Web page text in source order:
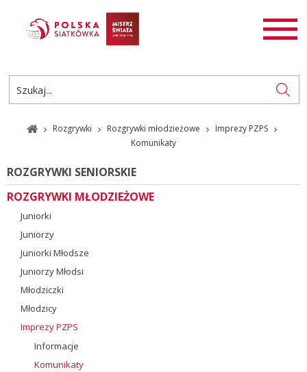
AKTUALNOŚCI
ROZGRYWKI
PL
EN
Rozgrywki Rozgrywki młodzieżowe
Imprezy PZPS
Komunikaty
ROZGRYWKI SENIORSKIE
ROZGRYWKI MŁODZIEŻOWE
Juniorki
Juniorzy
Juniorki Młodsze
Juniorzy Młodsi
Młodziczki
Młodzicy
Imprezy PZPS
Informacje
Komunikaty